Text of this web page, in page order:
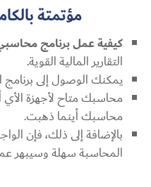
مؤتمتة
كيفية عمل برنامج
التقارير المالية القوية.
يمكنك الوصول إلى
محاسبك متاح لأجهزة
محاسبك أينما ذهبت.
بالإضافة إلى ذلك، فإن
المحاسبة سهلة وسيبهر